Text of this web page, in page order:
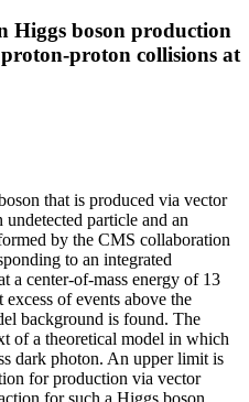
Higgs boson production
proton collisions at
that is produced via vector
particle and an
by the CMS collaboration
to an integrated
a center-of-mass energy of 13
of events above the
background is found. The
of a theoretical model in which
dark photon. An upper limit is
for production via vector